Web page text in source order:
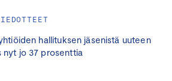
hallituksen jäsenistä uuteen
nyt jo 37 prosenttia